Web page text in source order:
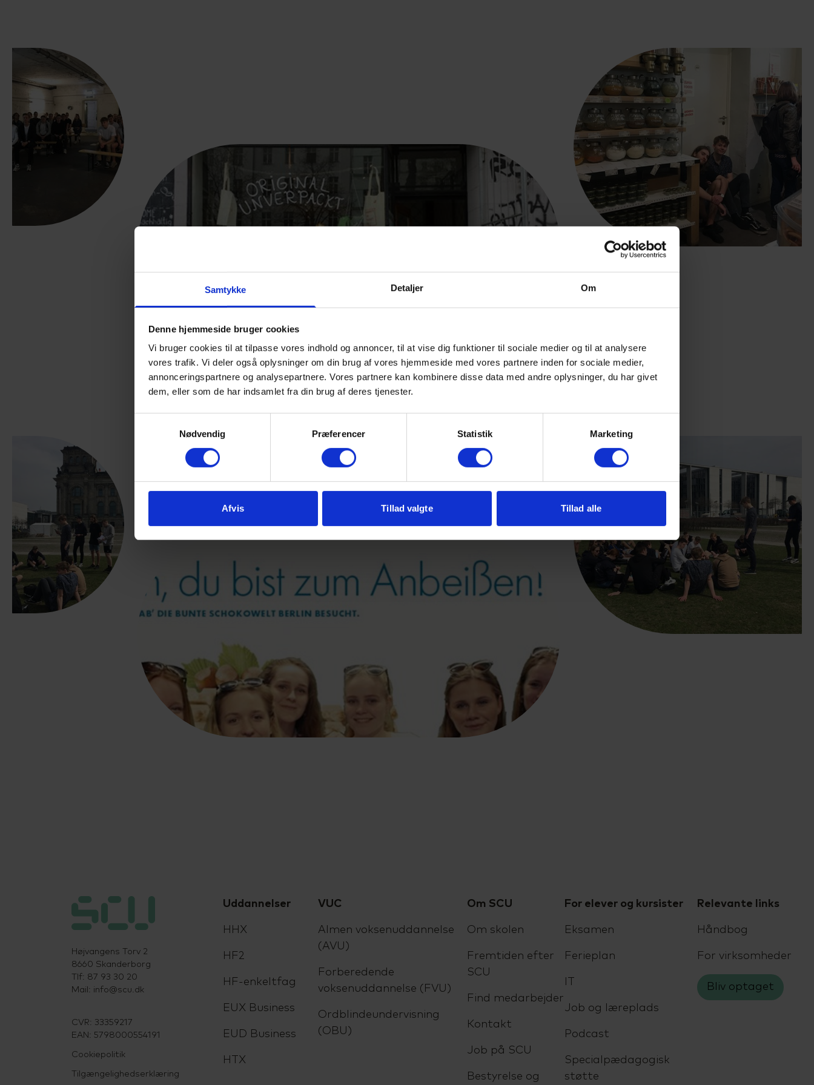
Samtykke Detaljer Om
Denne hjemmeside bruger cookies
Vi bruger cookies til at tilpasse vores indhold og annoncer, til at vise dig funktioner til sociale medier og til at analysere
vores trafik. Vi deler også oplysninger om din brug af vores hjemmeside med vores partnere inden for sociale medier,
annonceringspartnere og analysepartnere. Vores partnere kan kombinere disse data med andre oplysninger, du har givet
dem, eller som de har indsamlet fra din brug af deres tjenester.
Nødvendig
Præferencer Statistik Marketing
Afvis Tillad valgte Tillad alle
Højvangens Torv 2
8660 Skanderborg
Tlf: 87 93 30 20
Mail: info@scu.dk
CVR: 33359217
EAN: 5798000554191
Cookiepolitik
Tilgængelighedserklæring
Uddannelser
HHX
HF2
HF-enkeltfag
EUX Business
EUD Business
HTX
VUC
Almen voksenuddannelse
(AVU)
Forberedende
voksenuddannelse (FVU)
Ordblindeundervisning
(OBU)
Om SCU
Om skolen
Fremtiden efter
SCU
Find medarbejder
Kontakt
Job på SCU
Bestyrelse og
For elever og kursister
Eksamen
Ferieplan
Job og læreplads
Podcast
Specialpædagogisk
støtte
Relevante links
Håndbog
For virksomheder
Bliv optaget